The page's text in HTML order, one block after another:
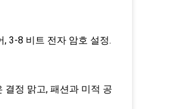
3-8 비트 전자 암호 설정.
결정 맑고, 패션과 미적 공